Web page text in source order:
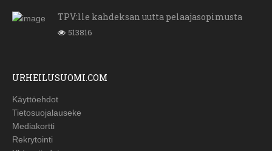
TPV:lle kahdeksan uutta pelaajasopimusta
513816
URHEILUSUOMI.COM
Käyttöehdot
Tietosuojalauseke
Mediakortti
Rekrytointi